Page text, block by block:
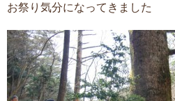
お祭り気分になってきました